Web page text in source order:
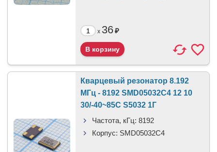
x 36₽
Кварцевый резонатор 8.192
МГц - 8192 SMD05032C4 12 10
30/-40~85C S5032 1Г
Частота, кГц: 8192
Корпус: SMD05032C4